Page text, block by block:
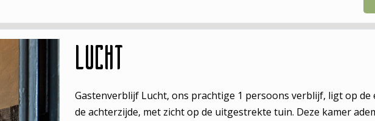
Lucht
Gastenverblijf Lucht, ons prachtige 1 persoons verblijf, ligt op de
de achterzijde, met zicht op de uitgestrekte tuin. Deze kamer